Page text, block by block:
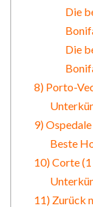
Die
Die
8) Porto-
9)
Beste
10) Corte
11) Zurück